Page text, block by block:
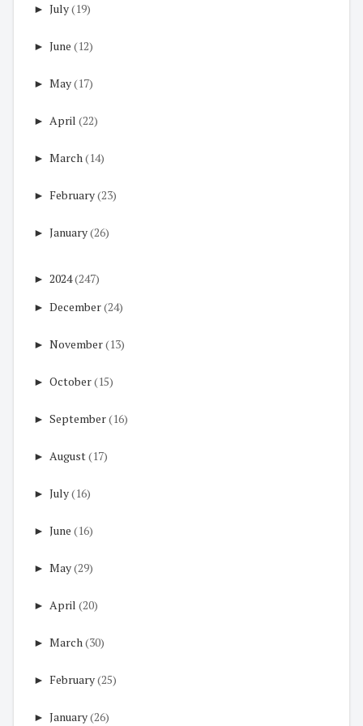
► July(19)
► June (12)
► May(17)
► April (22)
► March(14)
► February(23)
► January(26)
► 2024(247)
► December(24)
► November(13)
► October(15)
► September(16)
► August(17)
► July(16)
► June (16)
► May(29)
► April (20)
► March(30)
► February(25)
► January(26)